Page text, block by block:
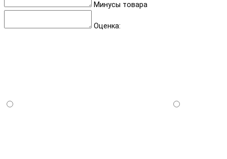
Минусы товара
Оценка: